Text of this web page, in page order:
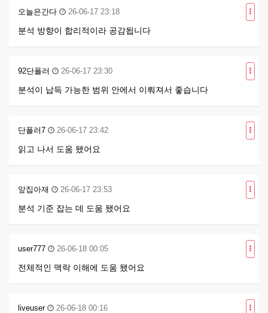
오늘은간다 26-06-17 23:18
분석 방향이 합리적이라 공감됩니다
92단폴러 26-06-17 23:30
분석이 납득 가능한 범위 안에서 이뤄져서 좋습니다
단폴러7 26-06-17 23:42
읽고 나서 도움 됐어요
앞집아재 26-06-17 23:53
분석 기준 잡는 데 도움 됐어요
user777 26-06-18 00:05
전체적인 맥락 이해에 도움 됐어요
liveuser 26-06-18 00:16